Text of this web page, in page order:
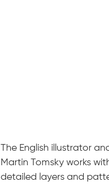
The English illustrator
Martin Tomsky works
detailed layers and